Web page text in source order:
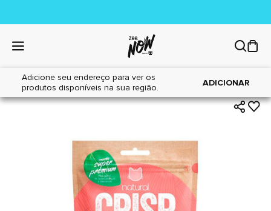
Adicione seu endereço para ver os
produtos disponíveis na sua região.
ADICIONAR
Home|Gatos|Petiscos